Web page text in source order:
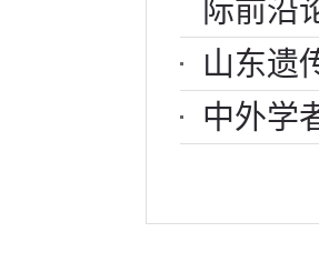
际前沿
山东遗
中外学